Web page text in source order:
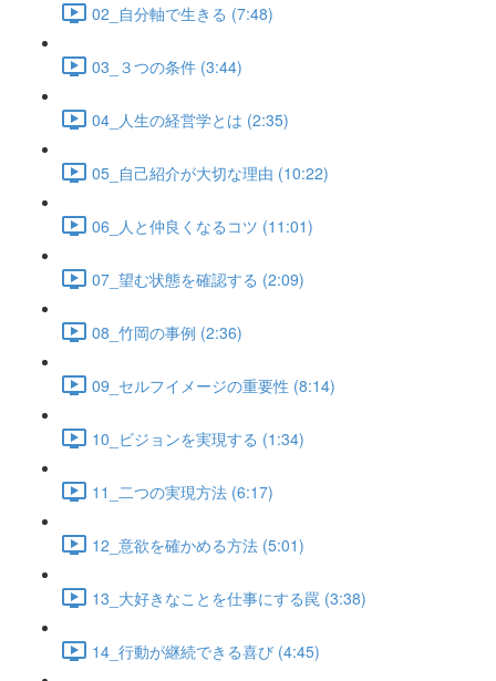
02_自分軸で生きる (7:48)
03_３つの条件 (3:44)
04_人生の経営学とは (2:35)
05_自己紹介が大切な理由 (10:22)
06_人と仲良くなるコツ (11:01)
07_望む状態を確認する (2:09)
08_竹岡の事例 (2:36)
09_セルフイメージの重要性 (8:14)
10_ビジョンを実現する (1:34)
11_二つの実現方法 (6:17)
12_意欲を確かめる方法 (5:01)
13_大好きなことを仕事にする罠 (3:38)
14_行動が継続できる喜び (4:45)